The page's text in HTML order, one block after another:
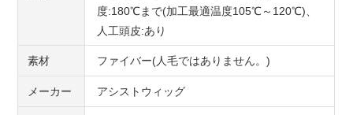
度:180℃まで(加工最適温度105℃～120℃)、
人工頭皮:あり
素材 ファイバー(人毛ではありません。)
メーカー アシストウィッグ